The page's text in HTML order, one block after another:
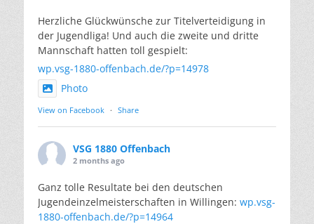
Herzliche Glückwünsche zur Titelverteidigung in
der Jugendliga! Und auch die zweite und dritte
Mannschaft hatten toll gespielt:
wp.vsg-1880-offenbach.de/?p=14978
Photo
View on Facebook · Share
VSG 1880 Offenbach
2 months ago
Ganz tolle Resultate bei den deutschen
Jugendeinzelmeisterschaften in Willingen: wp.vsg-
1880-offenbach.de/?p=14964